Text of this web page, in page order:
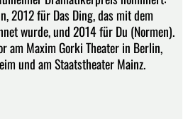
2012 für Das Ding, das mit dem
wurde, und 2014 für Du (Normen).
am Maxim Gorki Theater in Berlin,
und am Staatstheater Mainz.